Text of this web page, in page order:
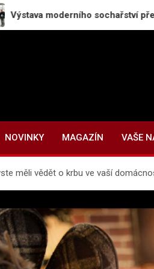
sochařství představuje pět
NOVINKY MAGAZÍN VAŠE
měli vědět o krbu ve vaší